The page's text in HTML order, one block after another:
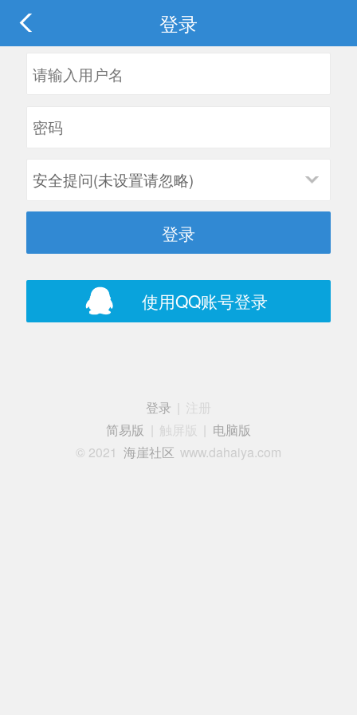
登录
安全提问(未设置请忽略)
登录
使用QQ账号登录
登录
注册
简易版
触屏版
电脑版
© 2021 海崖社区 www.dahaiya.com